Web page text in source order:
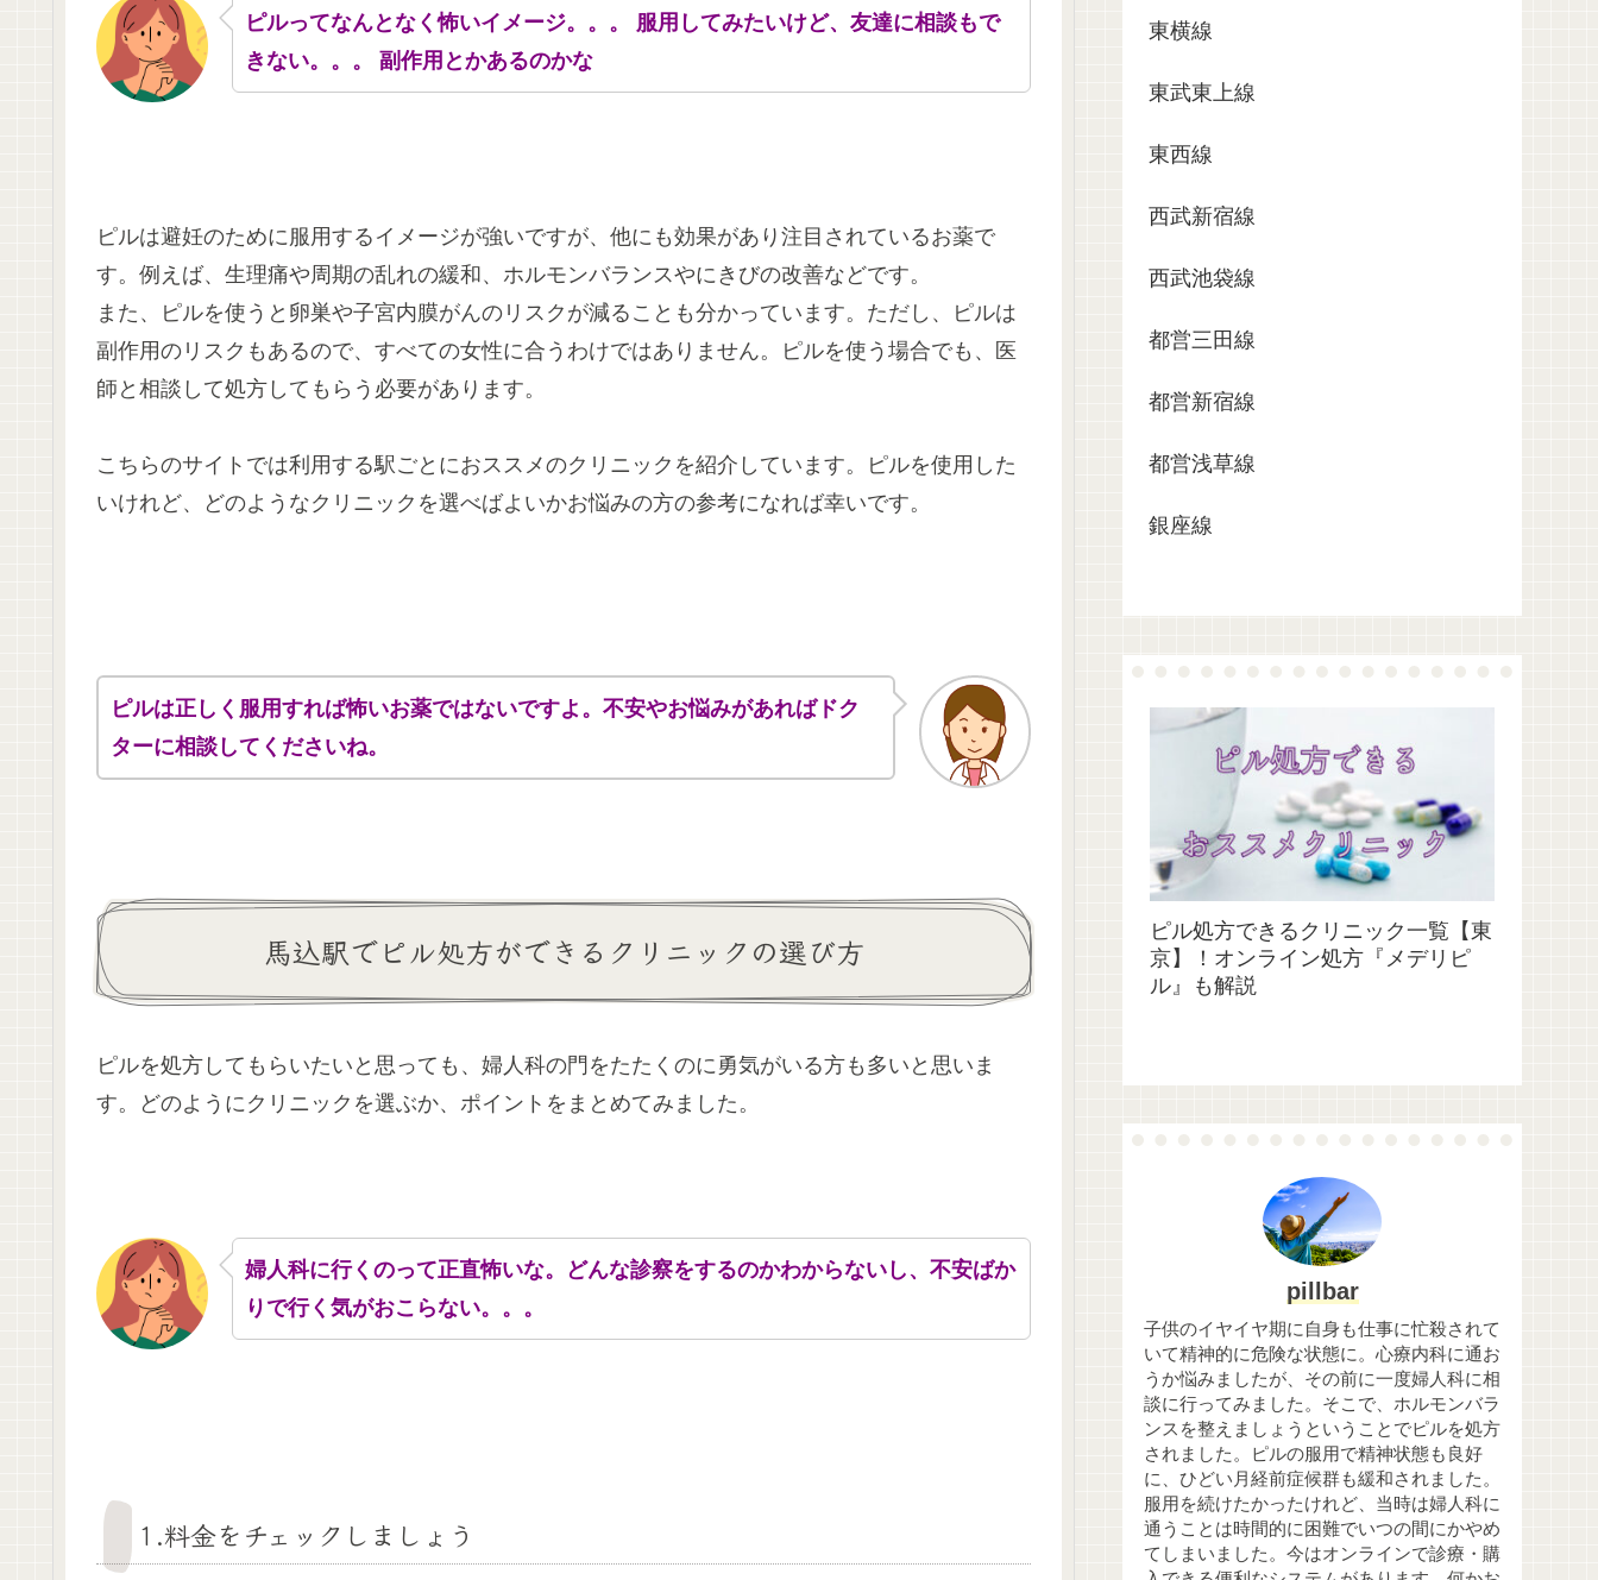
ピルってなんとなく怖いイメージ。。。 服用してみたいけど、友達に相談もで
きない。。。 副作用とかあるのかな
ピルは避妊のために服用するイメージが強いですが、他にも効果があり注目されているお薬で
す。例えば、生理痛や周期の乱れの緩和、ホルモンバランスやにきびの改善などです。
また、ピルを使うと卵巣や子宮内膜がんのリスクが減ることも分かっています。ただし、ピルは
副作用のリスクもあるので、すべての女性に合うわけではありません。ピルを使う場合でも、医
師と相談して処方してもらう必要があります。
こちらのサイトでは利用する駅ごとにおススメのクリニックを紹介しています。ピルを使用した
いけれど、どのようなクリニックを選べばよいかお悩みの方の参考になれば幸いです。
ピルは正しく服用すれば怖いお薬ではないですよ。不安やお悩みがあればドク
ターに相談してくださいね。
馬込駅でピル処方ができるクリニックの選び方
ピルを処方してもらいたいと思っても、婦人科の門をたたくのに勇気がいる方も多いと思いま
す。どのようにクリニックを選ぶか、ポイントをまとめてみました。
婦人科に行くのって正直怖いな。どんな診察をするのかわからないし、不安ばか
りで行く気がおこらない。。。
1.料金をチェックしましょう
東横線
東武東上線
東西線
西武新宿線
西武池袋線
都営三田線
都営新宿線
都営浅草線
銀座線
ピル処方できるクリニック一覧【東
京】！オンライン処方『メデリピ
ル』も解説
pillbar
子供のイヤイヤ期に自身も仕事に忙殺されて
いて精神的に危険な状態に。心療内科に通お
うか悩みましたが、その前に一度婦人科に相
談に行ってみました。そこで、ホルモンバラ
ンスを整えましょうということでピルを処方
されました。ピルの服用で精神状態も良好
に、ひどい月経前症候群も緩和されました。
服用を続けたかったけれど、当時は婦人科に
通うことは時間的に困難でいつの間にかやめ
てしまいました。今はオンラインで診療・購